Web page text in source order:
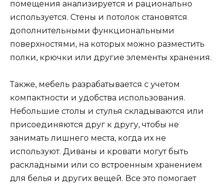
помещения анализируется и рационально
используется. Стены и потолок становятся
дополнительными функциональными
поверхностями, на которых можно разместить
полки, крючки или другие элементы хранения.
Также, мебель разрабатывается с учетом
компактности и удобства использования.
Небольшие столы и стулья складываются или
присоединяются друг к другу, чтобы не
занимать лишнего места, когда их не
используют. Диваны и кровати могут быть
раскладными или со встроенным хранением
для белья и других вещей. Все это помогает